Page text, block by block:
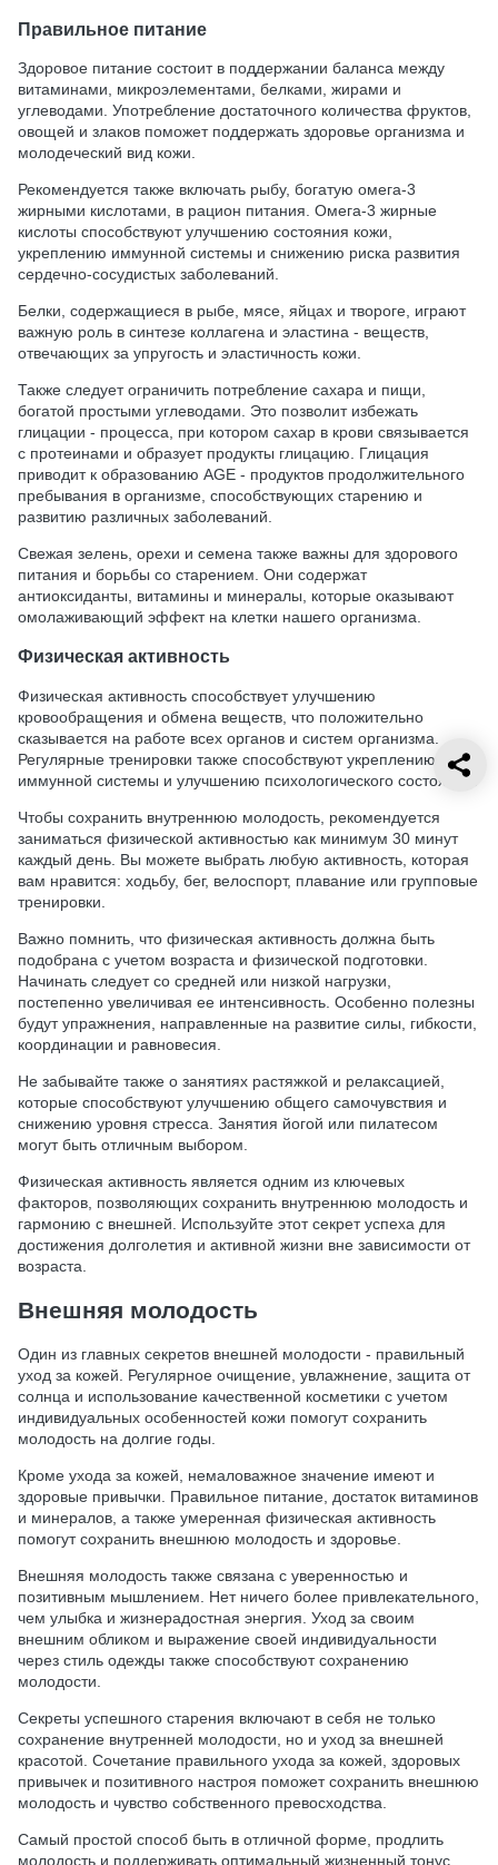
Правильное питание
Здоровое питание состоит в поддержании баланса между
витаминами, микроэлементами, белками, жирами и
углеводами. Употребление достаточного количества фруктов,
овощей и злаков поможет поддержать здоровье организма и
молодеческий вид кожи.
Рекомендуется также включать рыбу, богатую омега-3
жирными кислотами, в рацион питания. Омега-3 жирные
кислоты способствуют улучшению состояния кожи,
укреплению иммунной системы и снижению риска развития
сердечно-сосудистых заболеваний.
Белки, содержащиеся в рыбе, мясе, яйцах и твороге, играют
важную роль в синтезе коллагена и эластина - веществ,
отвечающих за упругость и эластичность кожи.
Также следует ограничить потребление сахара и пищи,
богатой простыми углеводами. Это позволит избежать
глицации - процесса, при котором сахар в крови связывается
с протеинами и образует продукты глицацию. Глицация
приводит к образованию AGE - продуктов продолжительного
пребывания в организме, способствующих старению и
развитию различных заболеваний.
Свежая зелень, орехи и семена также важны для здорового
питания и борьбы со старением. Они содержат
антиоксиданты, витамины и минералы, которые оказывают
омолаживающий эффект на клетки нашего организма.
Физическая активность
Физическая активность способствует улучшению
кровообращения и обмена веществ, что положительно
сказывается на работе всех органов и систем организма.
Регулярные тренировки также способствуют укреплению
иммунной системы и улучшению психологического состояния.
Чтобы сохранить внутреннюю молодость, рекомендуется
заниматься физической активностью как минимум 30 минут
каждый день. Вы можете выбрать любую активность, которая
вам нравится: ходьбу, бег, велоспорт, плавание или групповые
тренировки.
Важно помнить, что физическая активность должна быть
подобрана с учетом возраста и физической подготовки.
Начинать следует со средней или низкой нагрузки,
постепенно увеличивая ее интенсивность. Особенно полезны
будут упражнения, направленные на развитие силы, гибкости,
координации и равновесия.
Не забывайте также о занятиях растяжкой и релаксацией,
которые способствуют улучшению общего самочувствия и
снижению уровня стресса. Занятия йогой или пилатесом
могут быть отличным выбором.
Физическая активность является одним из ключевых
факторов, позволяющих сохранить внутреннюю молодость и
гармонию с внешней. Используйте этот секрет успеха для
достижения долголетия и активной жизни вне зависимости от
возраста.
Внешняя молодость
Один из главных секретов внешней молодости - правильный
уход за кожей. Регулярное очищение, увлажнение, защита от
солнца и использование качественной косметики с учетом
индивидуальных особенностей кожи помогут сохранить
молодость на долгие годы.
Кроме ухода за кожей, немаловажное значение имеют и
здоровые привычки. Правильное питание, достаток витаминов
и минералов, а также умеренная физическая активность
помогут сохранить внешнюю молодость и здоровье.
Внешняя молодость также связана с уверенностью и
позитивным мышлением. Нет ничего более привлекательного,
чем улыбка и жизнерадостная энергия. Уход за своим
внешним обликом и выражение своей индивидуальности
через стиль одежды также способствуют сохранению
молодости.
Секреты успешного старения включают в себя не только
сохранение внутренней молодости, но и уход за внешней
красотой. Сочетание правильного ухода за кожей, здоровых
привычек и позитивного настроя поможет сохранить внешнюю
молодость и чувство собственного превосходства.
Самый простой способ быть в отличной форме, продлить
молодость и поддерживать оптимальный жизненный тонус